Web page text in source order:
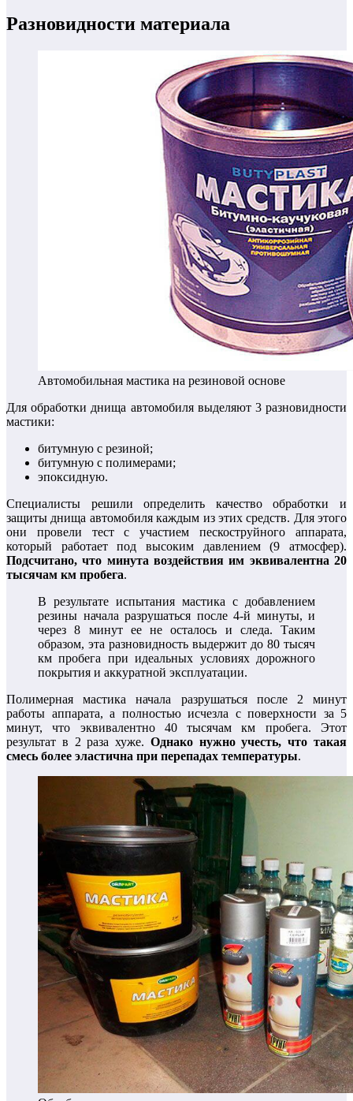
Разновидности материала
Автомобильная мастика на резиновой основе
Для обработки днища автомобиля выделяют 3 разновидности
мастики:
битумную с резиной;
битумную с полимерами;
эпоксидную.
Специалисты решили определить качество обработки и
защиты днища автомобиля каждым из этих средств. Для этого
они провели тест с участием пескоструйного аппарата,
который работает под высоким давлением (9 атмосфер).
Подсчитано, что минута воздействия им эквивалентна 20
тысячам км пробега.
В результате испытания мастика с добавлением
резины начала разрушаться после 4-й минуты, и
через 8 минут ее не осталось и следа. Таким
образом, эта разновидность выдержит до 80 тысяч
км пробега при идеальных условиях дорожного
покрытия и аккуратной эксплуатации.
Полимерная мастика начала разрушаться после 2 минут
работы аппарата, а полностью исчезла с поверхности за 5
минут, что эквивалентно 40 тысячам км пробега. Этот
результат в 2 раза хуже. Однако нужно учесть, что такая
смесь более эластична при перепадах температуры.